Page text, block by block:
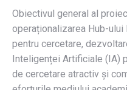
Obiectivul general al
operaționalizarea Hub-
pentru cercetare,
Inteligenței Artificiale (IA)
de cercetare atractiv și